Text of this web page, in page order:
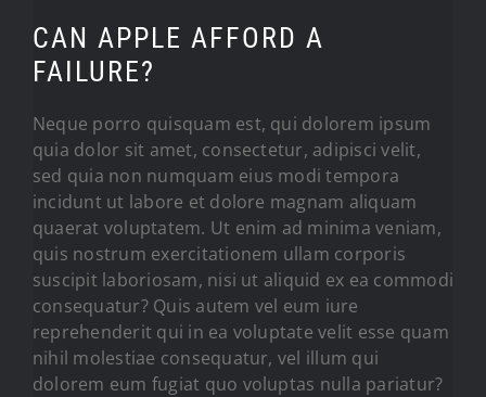
CAN APPLE AFFORD A
FAILURE?
Neque porro quisquam est, qui dolorem ipsum
quia dolor sit amet, consectetur, adipisci velit,
sed quia non numquam eius modi tempora
incidunt ut labore et dolore magnam aliquam
quaerat voluptatem. Ut enim ad minima veniam,
quis nostrum exercitationem ullam corporis
suscipit laboriosam, nisi ut aliquid ex ea commodi
consequatur? Quis autem vel eum iure
reprehenderit qui in ea voluptate velit esse quam
nihil molestiae consequatur, vel illum qui
dolorem eum fugiat quo voluptas nulla pariatur?